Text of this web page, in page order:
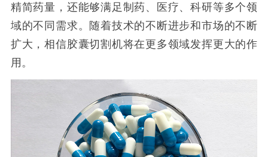
精简药量，还能够满足制药、医疗、科研等多个领
域的不同需求。随着技术的不断进步和市场的不断
扩大，相信胶囊切割机将在更多领域发挥更大的作
用。